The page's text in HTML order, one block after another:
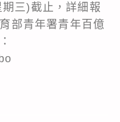
三)截止，詳細報
部青年署青年百億